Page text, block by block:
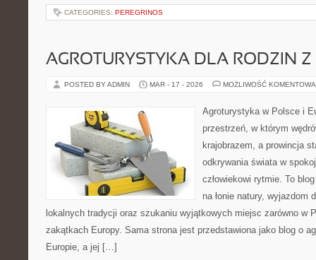
CATEGORIES: PEREGRINOS
AGROTURYSTYKA DLA RODZIN
POSTED BY ADMIN MAR - 17 - 2026 MOŻLIWOŚĆ
Agroturystyka w Polsce i
przestrzeń, w którym
krajobrazem, a prowincja
odkrywania świata w
człowiekowi rytmie. To
na łonie natury, wyjazdom
lokalnych tradycji oraz szukaniu wyjątkowych miejsc zarówno w
zakątkach Europy. Sama strona jest przedstawiona jako blog o
Europie, a jej […]